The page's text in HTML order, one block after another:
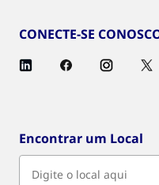
CONECTE-SE
Encontrar um Local